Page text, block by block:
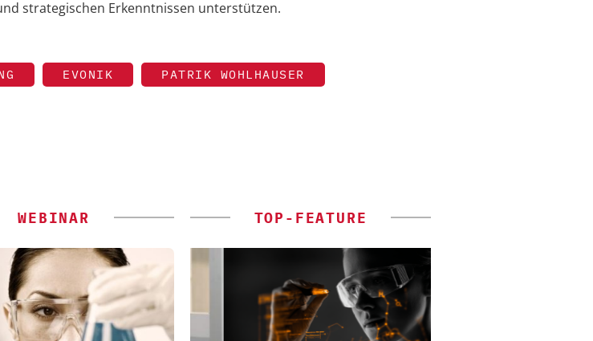
strategischen Erkenntnissen unterstützen.
EVONIK PATRIK WOHLHAUSER
WEBINAR TOP-FEATURE